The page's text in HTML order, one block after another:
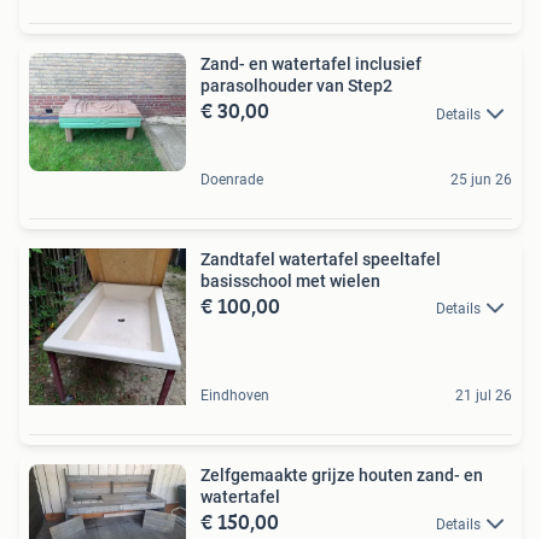
Zand- en watertafel inclusief
parasolhouder van Step2
€ 30,00 Details
Doenrade 25 jun 26
Zandtafel watertafel speeltafel
basisschool met wielen
€ 100,00 Details
Eindhoven 21 jul 26
Zelfgemaakte grijze houten zand- en
watertafel
€ 150,00 Details